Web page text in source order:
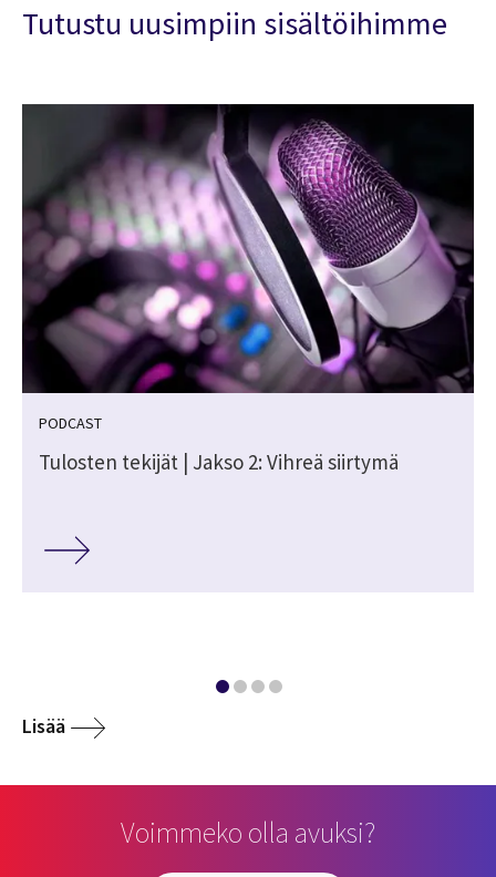
Tutustu uusimpiin sisältöihimme
PODCAST
Tulosten tekijät | Jakso 2: Vihreä siirtymä
Lisää
Voimmeko olla avuksi?